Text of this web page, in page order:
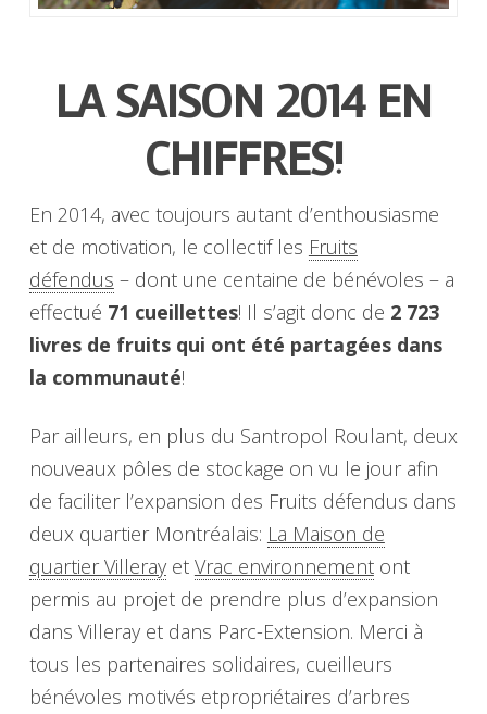
LA SAISON 2014 EN
CHIFFRES!
En 2014, avec toujours autant d’enthousiasme
et de motivation, le collectif les Fruits
défendus – dont une centaine de bénévoles – a
effectué 71 cueillettes! Il s’agit donc de 2 723
livres de fruits qui ont été partagées dans
la communauté!
Par ailleurs, en plus du Santropol Roulant, deux
nouveaux pôles de stockage on vu le jour afin
de faciliter l’expansion des Fruits défendus dans
deux quartier Montréalais: La Maison de
quartier Villerayet Vrac environnementont
permis au projet de prendre plus d’expansion
dans Villeray et dans Parc-Extension. Merci à
tous les partenaires solidaires, cueilleurs
bénévoles motivés etpropriétaires d’arbres